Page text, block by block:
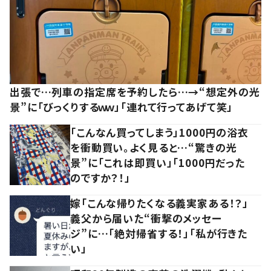
出張で…列車の指定席を予約したら…→“想定外の光
景”に「びっくりするｗｗ」「連れて行ってあげて笑」
「こんなん買ってしまう」1000円の浴衣
を衝動買い。よく見ると…“驚きの光
景”に「これは即買い」「1000円だった
のですか？！」
嫁「こんな帰りたくなる義実家ある！？」
義父から届いた“衝撃のメッセー
ジ”に…「絶対帰省する！」「私が行きた
い」